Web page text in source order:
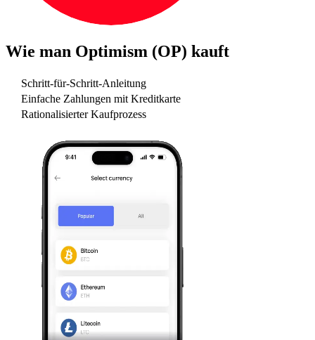
Wie man Optimism (OP) kauft
Schritt-für-Schritt-Anleitung
Einfache Zahlungen mit Kreditkarte
Rationalisierter Kaufprozess